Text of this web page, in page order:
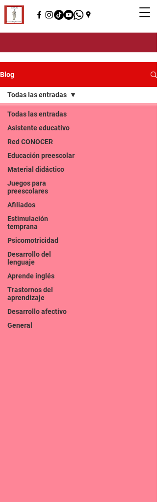
Blog
Todas las entradas
Asistente educativo
Red CONOCER
Educación preescolar
Material didáctico
Juegos para
preescolares
Afiliados
Estimulación
temprana
Psicomotricidad
Desarrollo del
lenguaje
Aprende inglés
Trastornos del
aprendizaje
Desarrollo afectivo
General
Todas las entradas